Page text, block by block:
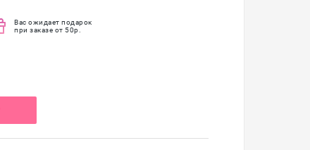
Вас ожидает подарок
при заказе от 50р.